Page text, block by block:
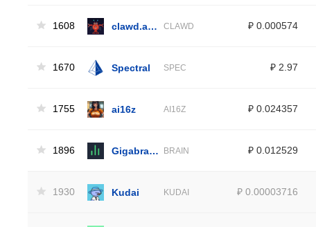
1608 CLAWD ₽ 0.000574
1670 Spectral SPEC ₽ 2.97
1755 ai16z AI16Z ₽ 0.024357
1896 BRAIN ₽ 0.012529
1930 Kudai KUDAI ₽ 0.00003716